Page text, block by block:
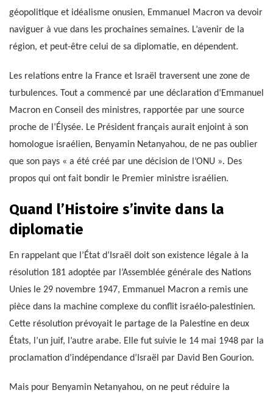
géopolitique et idéalisme onusien, Emmanuel Macron va devoir
naviguer à vue dans les prochaines semaines. L’avenir de la
région, et peut-être celui de sa diplomatie, en dépendent.
Les relations entre la France et Israël traversent une zone de
turbulences. Tout a commencé par une déclaration d’Emmanuel
Macron en Conseil des ministres, rapportée par une source
proche de l’Élysée. Le Président français aurait enjoint à son
homologue israélien, Benyamin Netanyahou, de ne pas oublier
que son pays « a été créé par une décision de l’ONU ». Des
propos qui ont fait bondir le Premier ministre israélien.
Quand l’Histoire s’invite dans la
diplomatie
En rappelant que l’État d’Israël doit son existence légale à la
résolution 181 adoptée par l’Assemblée générale des Nations
Unies le 29 novembre 1947, Emmanuel Macron a remis une
pièce dans la machine complexe du conflit israélo-palestinien.
Cette résolution prévoyait le partage de la Palestine en deux
États, l’un juif, l’autre arabe. Elle fut suivie le 14 mai 1948 par la
proclamation d’indépendance d’Israël par David Ben Gourion.
Mais pour Benyamin Netanyahou, on ne peut réduire la